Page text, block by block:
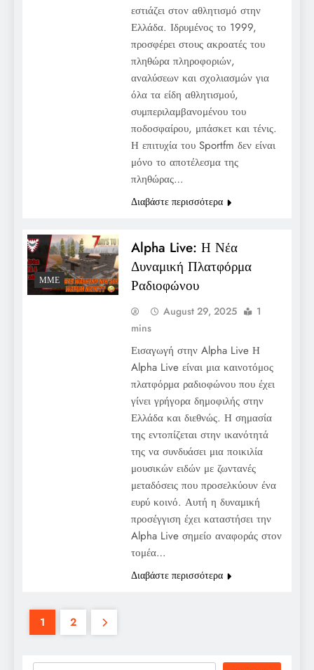
εστιάζει στον αθλητισμό στην
Ελλάδα. Ιδρυμένος το 1999,
προσφέρει στους ακροατές του
πληθώρα πληροφοριών,
αναλύσεων και σχολιασμών για
όλα τα είδη αθλητισμού,
συμπεριλαμβανομένου του
ποδοσφαίρου, μπάσκετ και τένις.
Η επιτυχία του Sportfm δεν είναι
μόνο το αποτέλεσμα της
πληθώρας…
Διαβάστε περισσότερα
ΜΜΕ
Alpha Live: Η Νέα
Δυναμική Πλατφόρμα
Ραδιοφώνου
August 29, 2025
1
mins
Εισαγωγή στην Alpha Live Η
Alpha Live είναι μια καινοτόμος
πλατφόρμα ραδιοφώνου που έχει
γίνει γρήγορα δημοφιλής στην
Ελλάδα και διεθνώς. Η σημασία
της εντοπίζεται στην ικανότητά
της να συνδυάσει μια ποικιλία
μουσικών ειδών με ζωντανές
μεταδόσεις που προσελκύουν ένα
ευρύ κοινό. Αυτή η δυναμική
προσέγγιση έχει καταστήσει την
Alpha Live σημείο αναφοράς στον
τομέα…
Διαβάστε περισσότερα
1 2